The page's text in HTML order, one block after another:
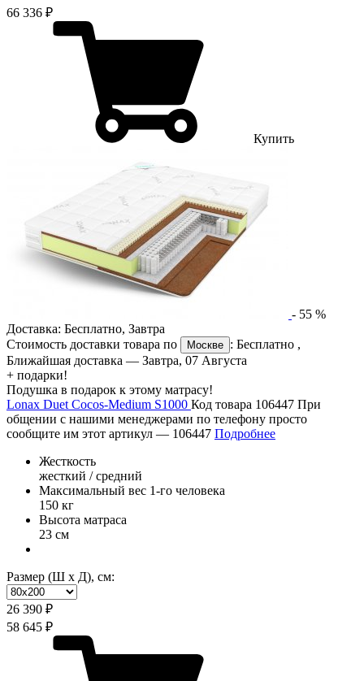
66 336 ₽
Купить
- 55 %
Доставка: Бесплатно, Завтра
Стоимость доставки товара по
Москве : Бесплатно ,
Ближайшая доставка — Завтра, 07 Августа
+ подарки!
Подушка в подарок к этому матрасу!
Lonax Duet Cocos-Medium S1000 Код товара 106447 При
общении с нашими менеджерами по телефону просто
сообщите им этот артикул — 106447 Подробнее
Жесткость
жесткий / средний
Максимальный вес 1-го человека
150 кг
Высота матраса
23 см
Размер (Ш х Д), см:
26 390 ₽
58 645 ₽